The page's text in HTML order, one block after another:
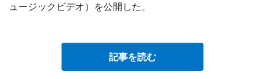
ュージックビデオ）を公開した。
記事を読む